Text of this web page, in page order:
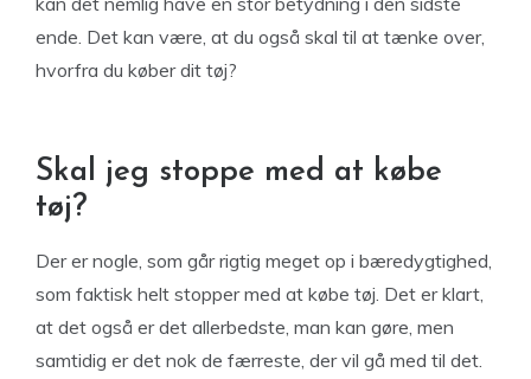
ende. Det kan være, at du også skal til at tænke over,
hvorfra du køber dit tøj?
Skal jeg stoppe med at købe
tøj?
Der er nogle, som går rigtig meget op i bæredygtighed,
som faktisk helt stopper med at købe tøj. Det er klart,
at det også er det allerbedste, man kan gøre, men
samtidig er det nok de færreste, der vil gå med til det.